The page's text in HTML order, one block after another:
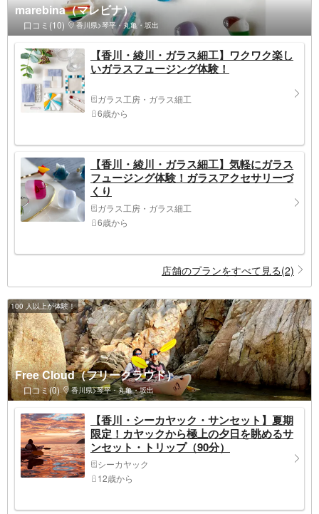
marebina（マレビナ）
口コミ(10) 香川県>琴平・丸亀・坂出
【香川・綾川・ガラス細工】ワクワク楽し
いガラスフュージング体験！
ガラス工房・ガラス細工
6歳から
【香川・綾川・ガラス細工】気軽にガラス
フュージング体験！ガラスアクセサリーづ
くり
ガラス工房・ガラス細工
6歳から
店舗のプランをすべて見る(2)
100 人以上が体験！
Free Cloud（フリークラウド）
口コミ(0) 香川県>琴平・丸亀・坂出
【香川・シーカヤック・サンセット】夏期
限定！カヤックから極上の夕日を眺めるサ
ンセット・トリップ（90分）
シーカヤック
12歳から